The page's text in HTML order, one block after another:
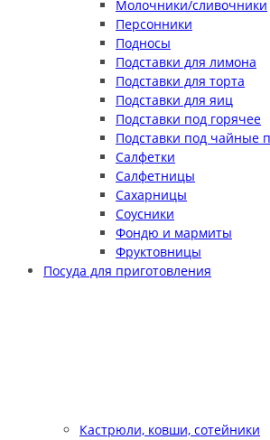
Молочники/сливочники
Персонники
Подносы
Подставки для лимона
Подставки для торта
Подставки для яиц
Подставки под горячее
Подставки под чайные
Салфетки
Салфетницы
Сахарницы
Соусники
Фондю и мармиты
Фруктовницы
Посуда для приготовления
Кастрюли, ковши, сотейники